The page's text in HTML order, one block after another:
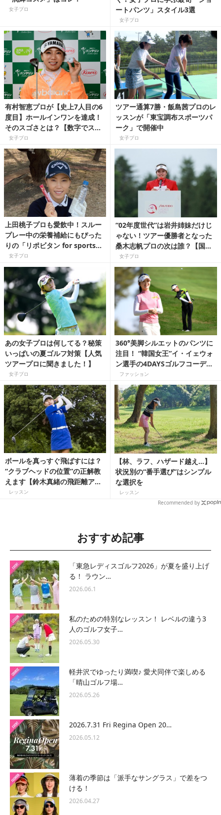
女子プロ
ートパンツ」スタイル3選
女子プロ
有村智恵プロが【史上7人目の6
度目】ホールインワンを達成！
そのスゴさとは？【数字でスゴ
さを読み解く国内女子ゴルフツ
アー】
女子プロ
ツアー通算7勝・飯島茜プロのレ
ッスンが「東宝調布スポーツパ
ーク」で開催中
女子プロ
上田桃子プロも愛飲中！スルー
プレー中の栄養補給にもぴった
りの「リポビタン for sports」
シリーズって？
女子プロ
“02年度世代”は岩井姉妹だけじ
ゃない！ツアー優勝者となった
桑木志帆プロの次は誰？【国内
女子ツアー豆知識】
女子プロ
あの女子プロは何してる？秘策
いっぱいの夏ゴルフ対策【人気
ツアープロに聞きました！】
女子プロ
360°美脚シルエットのパンツに
注目！ “韓国女王”イ・イェウォ
ン選手の4DAYSゴルフコーディ
ネート
ファッション
ボールを真っすぐ飛ばすには？
“クラブヘッドの位置”の正解教
えます【鈴木真緒の飛距離アッ
プレッスン】
レッスン
【林、ラフ、ハザード越え…】
状況別の“番手選び”はシンプル
な選択を
レッスン
Recommended by
おすすめ記事
「東急レディスゴルフ2026」が夏を盛り上げ
る！ ラウン…
2026.06.1
私のための特別なレッスン！ レベルの違う3
人のゴルフ女子…
2026.05.30
軽井沢でゆったり満喫♪ 愛犬同伴で楽しめる
「晴山ゴルフ場…
2026.05.26
2026.7.31 Fri Regina Open 20…
2026.05.12
薄着の季節は「派手なサングラス」で差をつ
ける！
2026.04.27